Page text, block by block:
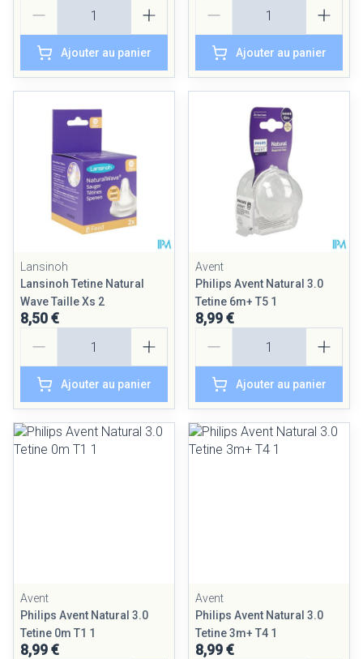
Ajouter au panier Ajouter au panier
Lansinoh
Lansinoh Tetine Natural
Wave Taille Xs 2
8,50 €
Ajouter au panier
Avent
Philips Avent Natural 3.0
Tetine 6m+ T5 1
8,99 €
Ajouter au panier
Avent
Philips Avent Natural 3.0
Tetine 0m T1 1
8,99 €
Avent
Philips Avent Natural 3.0
Tetine 3m+ T4 1
8,99 €